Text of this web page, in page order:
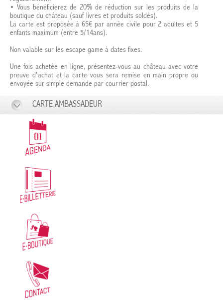
• Vous bénéficierez de 20% de réduction sur les produits de la
boutique du château (sauf livres et produits soldés).
La carte est proposée à 65€ par année civile pour 2 adultes et 5
enfants maximum (entre 5/14ans).
Non valable sur les escape game à dates fixes.
Une fois achetée en ligne, présentez-vous au château avec votre
preuve d'achat et la carte vous sera remise en main propre ou
envoyée sur simple demande par courrier postal.
CARTE AMBASSADEUR